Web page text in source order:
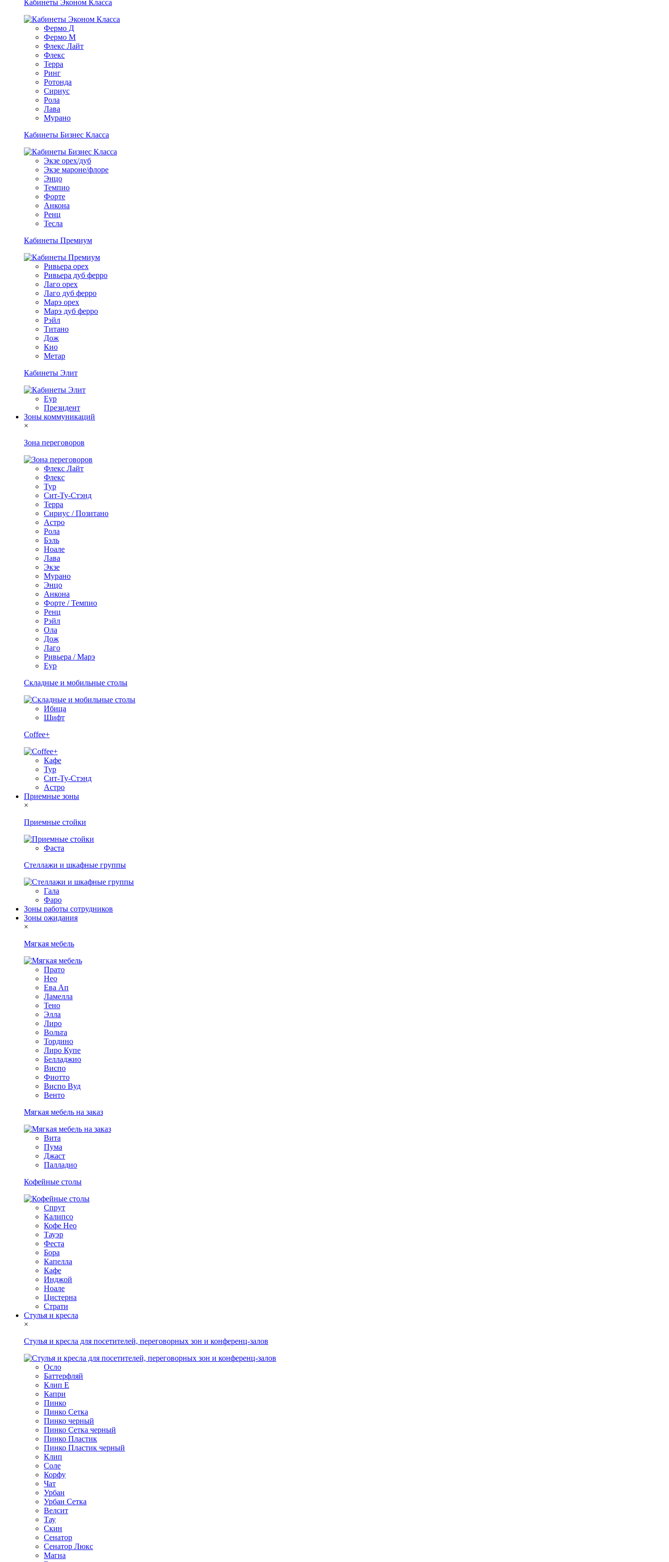
Кабинеты Эконом Класса
Фермо Д
Фермо М
Флекс Лайт
Флекс
Терра
Ринг
Ротонда
Сириус
Рола
Лава
Мурано
Кабинеты Бизнес Класса
Экзе орех/дуб
Экзе мароне/флоре
Энцо
Темпио
Форте
Анкона
Ренц
Тесла
Кабинеты Премиум
Ривьера орех
Ривьера дуб ферро
Лаго орех
Лаго дуб ферро
Марэ орех
Марэ дуб ферро
Рэйл
Титано
Дож
Кио
Метар
Кабинеты Элит
Еур
Президент
Зоны коммуникаций
×
Зона переговоров
Флекс Лайт
Флекс
Тур
Сит-Ту-Стэнд
Терра
Сириус / Позитано
Астро
Рола
Бэль
Ноале
Лава
Экзе
Мурано
Энцо
Анкона
Форте / Темпио
Ренц
Рэйл
Ола
Дож
Лаго
Ривьера / Марэ
Еур
Складные и мобильные столы
Ибица
Шифт
Coffee+
Кафе
Тур
Сит-Ту-Стэнд
Астро
Приемные зоны
×
Приемные стойки
Фаста
Стеллажи и шкафные группы
Гала
Фаро
Зоны работы сотрудников
Зоны ожидания
×
Мягкая мебель
Прато
Нео
Ева Ап
Ламелла
Тено
Элла
Лиро
Вольта
Тордино
Лиро Купе
Белладжио
Виспо
Фиотто
Виспо Вуд
Венто
Мягкая мебель на заказ
Вита
Пума
Джаст
Палладио
Кофейные столы
Спрут
Калипсо
Кофе Нео
Тауэр
Феста
Бора
Капелла
Кафе
Инджой
Ноале
Цистерна
Страти
Стулья и кресла
×
Стулья и кресла для посетителей, переговорных зон и конференц-залов
Осло
Баттерфляй
Клип Е
Капри
Пинко
Пинко Сетка
Пинко черный
Пинко Сетка черный
Пинко Пластик
Пинко Пластик черный
Клип
Соле
Корфу
Чат
Урбан
Урбан Сетка
Велсит
Тау
Скин
Сенатор
Сенатор Люкс
Магна